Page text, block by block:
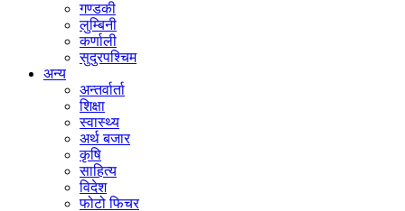
गण्डकी
लुम्बिनी
कर्णाली
सुदुरपश्चिम
अन्य
अन्तर्वार्ता
शिक्षा
स्वास्थ्य
अर्थ बजार
कृषि
साहित्य
विदेश
फोटो फिचर